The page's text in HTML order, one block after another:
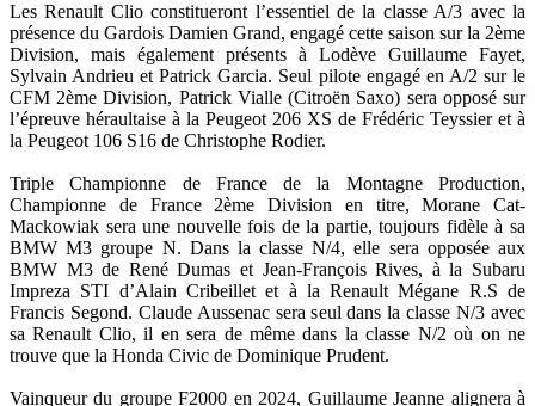
Les Renault Clio constitueront l’essentiel de la classe A/3 avec la
présence du Gardois Damien Grand, engagé cette saison sur la 2ème
Division, mais également présents à Lodève Guillaume Fayet,
Sylvain Andrieu et Patrick Garcia. Seul pilote engagé en A/2 sur le
CFM 2ème Division, Patrick Vialle (Citroën Saxo) sera opposé sur
l’épreuve héraultaise à la Peugeot 206 XS de Frédéric Teyssier et à
la Peugeot 106 S16 de Christophe Rodier.
Triple Championne de France de la Montagne Production,
Championne de France 2ème Division en titre, Morane Cat-
Mackowiak sera une nouvelle fois de la partie, toujours fidèle à sa
BMW M3 groupe N. Dans la classe N/4, elle sera opposée aux
BMW M3 de René Dumas et Jean-François Rives, à la Subaru
Impreza STI d’Alain Cribeillet et à la Renault Mégane R.S de
Francis Segond. Claude Aussenac sera seul dans la classe N/3 avec
sa Renault Clio, il en sera de même dans la classe N/2 où on ne
trouve que la Honda Civic de Dominique Prudent.
Vainqueur du groupe F2000 en 2024, Guillaume Jeanne alignera à